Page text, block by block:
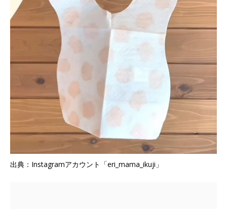
出典：Instagramアカウント「eri_mama_ikuji」